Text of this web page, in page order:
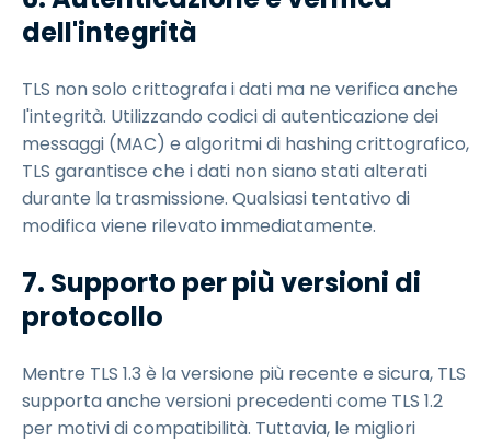
dell'integrità
TLS non solo crittografa i dati ma ne verifica anche
l'integrità. Utilizzando codici di autenticazione dei
messaggi (MAC) e algoritmi di hashing crittografico,
TLS garantisce che i dati non siano stati alterati
durante la trasmissione. Qualsiasi tentativo di
modifica viene rilevato immediatamente.
7. Supporto per più versioni di
protocollo
Mentre TLS 1.3 è la versione più recente e sicura, TLS
supporta anche versioni precedenti come TLS 1.2
per motivi di compatibilità. Tuttavia, le migliori